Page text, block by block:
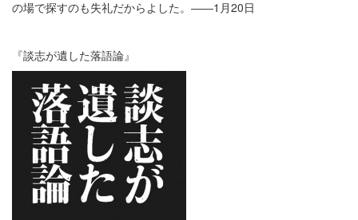
の場で探すのも失礼だからよした。――1月20日
『談志が遺した落語論』